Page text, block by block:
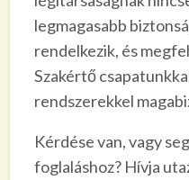
legmagasabb
rendelkezik, és
Szakértő
rendszerekkel
Kérdése van, vagy
foglaláshoz? Hívja